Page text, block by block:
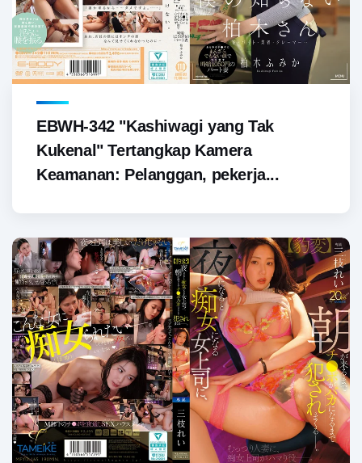
EBWH-342 "Kashiwagi yang Tak
Kukenal" Tertangkap Kamera
Keamanan: Pelanggan, pekerja...